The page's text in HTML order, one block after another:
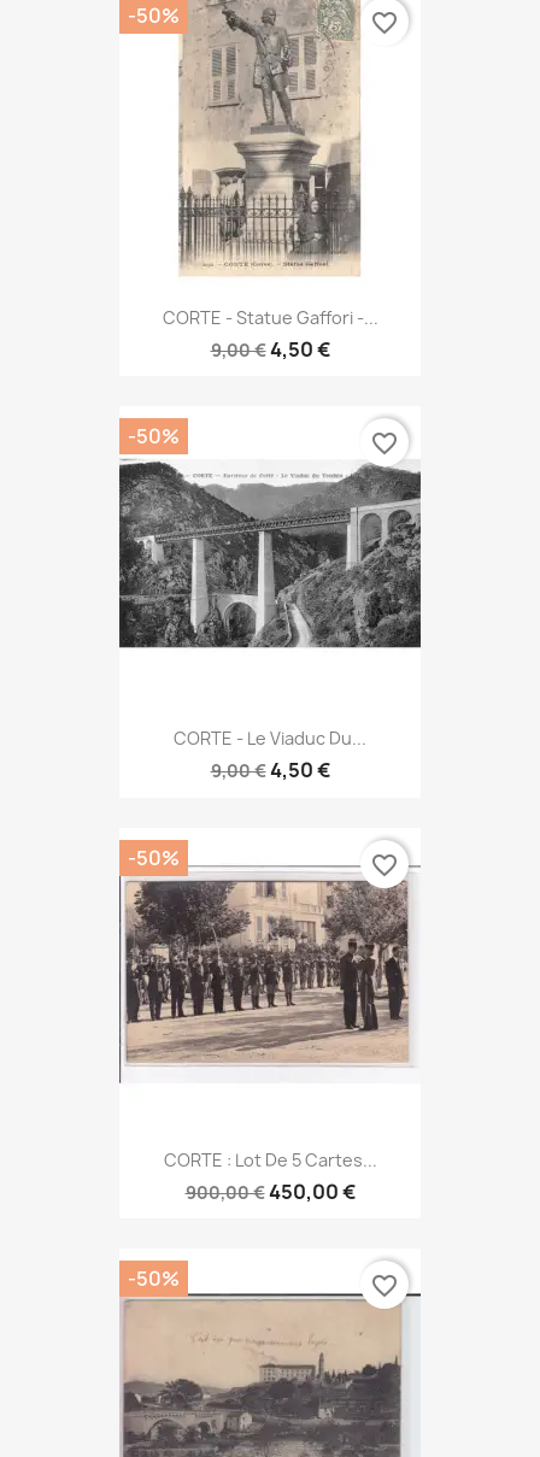
CORTE - Statue Gaffori -...
9,00 €4,50 €
-50% favorite_border
CORTE - Le Viaduc Du...
9,00 €4,50 €
-50% favorite_border
CORTE : Lot De 5 Cartes...
900,00 €450,00 €
-50% favorite_border
-50% favorite_border